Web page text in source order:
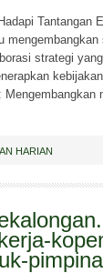
Tantangan
strategi
HARIAN